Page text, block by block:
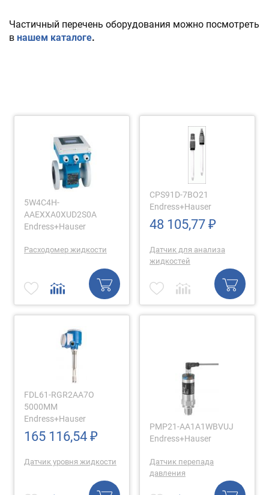
Частичный перечень оборудования можно посмотреть
в нашем каталоге.
5W4C4H-
AAEXXA0XUD2S0A
Endress+Hauser
Расходомер жидкости
CPS91D-7BO21
Endress+Hauser
48 105,77 ₽
Датчик для анализа
жидкостей
FDL61-RGR2AA7O
5000MM
Endress+Hauser
165 116,54 ₽
Датчик уровня жидкости
PMP21-AA1A1WBVUJ
Endress+Hauser
Датчик перепада
давления